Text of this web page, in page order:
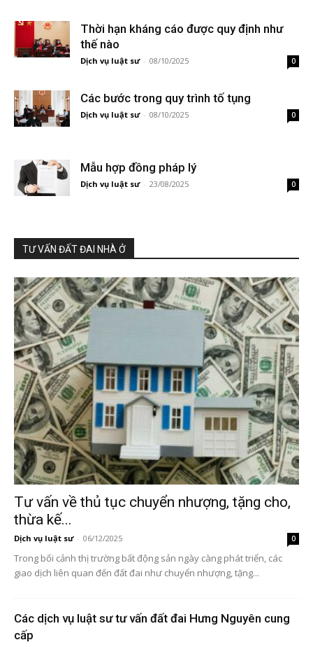
Thời hạn kháng cáo được quy định như
thế nào
Dịch vụ luật sư - 08/10/2025 0
Các bước trong quy trình tố tụng
Dịch vụ luật sư - 08/10/2025 0
Mẫu hợp đồng pháp lý
Dịch vụ luật sư - 23/08/2025 0
TƯ VẤN ĐẤT ĐAI NHÀ Ở
Tư vấn về thủ tục chuyển nhượng, tặng cho,
thừa kế...
Dịch vụ luật sư - 06/12/2025 0
Trong bối cảnh thị trường bất động sản ngày càng phát triển, các
giao dịch liên quan đến đất đai như chuyển nhượng, tặng...
Các dịch vụ luật sư tư vấn đất đai Hưng Nguyên cung
cấp